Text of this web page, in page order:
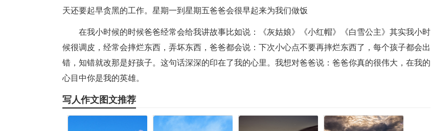
天还要起早贪黑的工作。星期一到星期五爸爸会很早起来为我们做饭
在我小时候的时候爸爸经常会给我讲故事比如说：《灰姑娘》《小红帽》《白雪公主》其实我小时
候很调皮，经常会摔烂东西，弄坏东西，爸爸都会说：下次小心点不要再摔烂东西了，每个孩子都会出
错，知错就改那是好孩子。这句话深深的印在了我的心里。我想对爸爸说：爸爸你真的很伟大，在我的
心目中你是我的英雄。
写人作文图文推荐